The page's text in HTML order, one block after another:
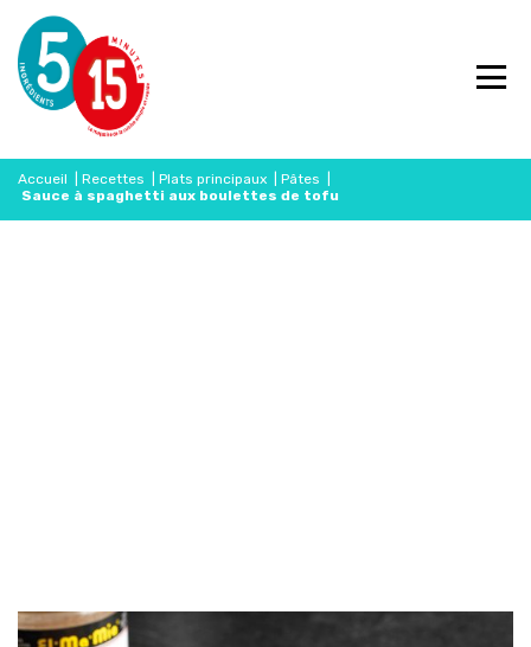
Accueil Recettes Plats principaux Pâtes
Sauce à spaghetti aux boulettes de tofu